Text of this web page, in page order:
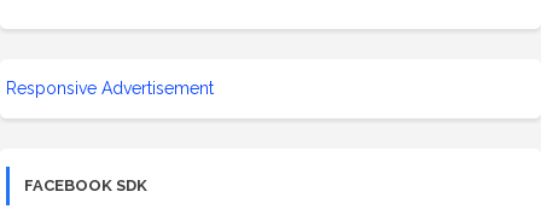
Responsive Advertisement
FACEBOOK SDK